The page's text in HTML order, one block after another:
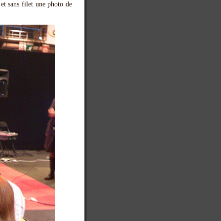
sans filet une photo de